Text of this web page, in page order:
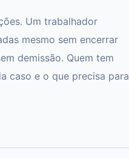
Um trabalhador
mesmo sem encerrar
demissão. Quem tem
caso e o que precisa para